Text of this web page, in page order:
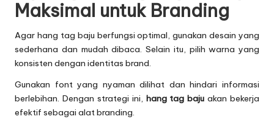
Maksimal untuk Branding
Agar hang tag baju berfungsi optimal, gunakan desain yang
sederhana dan mudah dibaca. Selain itu, pilih warna yang
konsisten dengan identitas brand.
Gunakan font yang nyaman dilihat dan hindari informasi
berlebihan. Dengan strategi ini, hang tag baju akan bekerja
efektif sebagai alat branding.